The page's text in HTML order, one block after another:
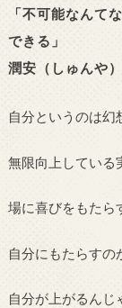
「不可能なんて
できる」
潤安（しゅんや）
自分というのは幻
無限向上している
場に喜びをもたら
自分にもたらすの
自分が上がるんじ